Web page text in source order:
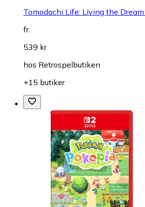
Tomodachi Life: Living the
fr.
539 kr
hos Retrospelbutiken
+15 butiker